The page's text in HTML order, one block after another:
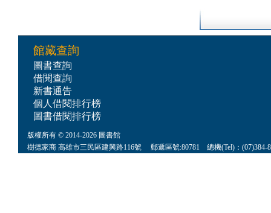
館藏查詢
圖書查詢
借閱查詢
新書通告
個人借閱排行榜
圖書借閱排行榜
版權所有 © 2014-2026 圖書館
樹德家商 高雄市三民區建興路116號 郵遞區號:80781 總機(Tel)：(07)384-